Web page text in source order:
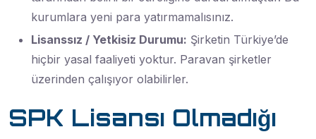
kurumlara yeni para yatırmamalısınız.
Lisanssız / Yetkisiz Durumu: Şirketin Türkiye’de
hiçbir yasal faaliyeti yoktur. Paravan şirketler
üzerinden çalışıyor olabilirler.
SPK Lisansı Olmadığı